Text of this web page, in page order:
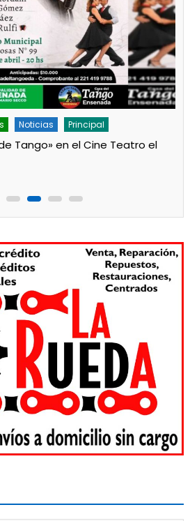
Noticias Principal
Tango» en el Cine Teatro el